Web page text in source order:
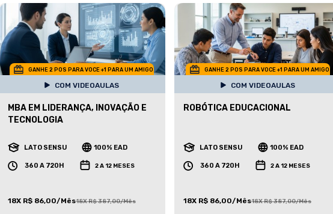
GANHE 2 POS PARA VOCE +1 PARA UM AMIGO
COM VIDEOAULAS
MBA EM LIDERANÇA, INOVAÇÃO E
TECNOLOGIA
LATO SENSU 100% EAD
360 A 720H 2 A 12 MESES
18X R$ 86,00/Mês18X R$ 387,00/Mês
GANHE 2 POS PARA VOCE +1 PARA UM AMIGO
COM VIDEOAULAS
ROBÓTICA EDUCACIONAL
LATO SENSU 100% EAD
360 A 720H 2 A 12 MESES
18X R$ 86,00/Mês18X R$ 387,00/Mês